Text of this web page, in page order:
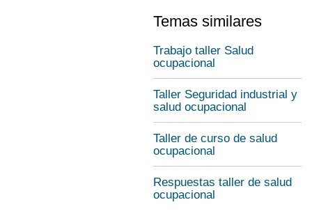
Temas similares
Trabajo taller Salud
ocupacional
Taller Seguridad industrial y
salud ocupacional
Taller de curso de salud
ocupacional
Respuestas taller de salud
ocupacional